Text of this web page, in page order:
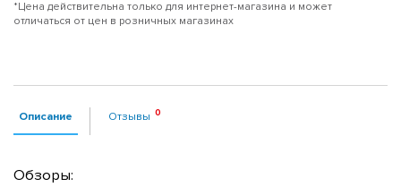
*Цена действительна только для интернет-магазина и может
отличаться от цен в розничных магазинах
Описание Отзывы
Обзоры: